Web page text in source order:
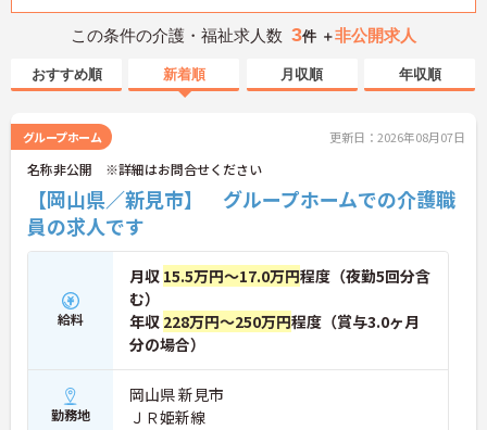
この条件の介護・福祉求人数 3件 ＋非公開求人
おすすめ順 新着順 月収順 年収順
グループホーム 更新日：2026年08月07日
名称非公開 ※詳細はお問合せください
【岡山県／新見市】 グループホームでの介護職
員の求人です
給料
月収 15.5万円～17.0万円程度（夜勤5回分含
む）
年収 228万円～250万円程度（賞与3.0ヶ月
分の場合）
勤務地
岡山県 新見市
ＪＲ姫新線